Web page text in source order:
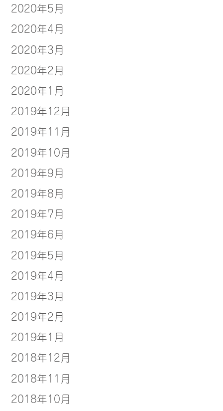
2020年5月
2020年4月
2020年3月
2020年2月
2020年1月
2019年12月
2019年11月
2019年10月
2019年9月
2019年8月
2019年7月
2019年6月
2019年5月
2019年4月
2019年3月
2019年2月
2019年1月
2018年12月
2018年11月
2018年10月